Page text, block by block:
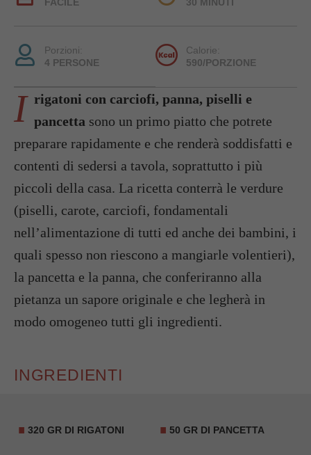
FACILE
30 MINUTI
Porzioni:
4 PERSONE
Calorie:
590/PORZIONE
I rigatoni con carciofi, panna, piselli e
pancetta sono un primo piatto che potrete
preparare rapidamente e che renderà soddisfatti e
contenti di sedersi a tavola, soprattutto i più
piccoli della casa. La ricetta conterrà le verdure
(piselli, carote, carciofi, fondamentali
nell’alimentazione di tutti ed anche dei bambini, i
quali spesso non riescono a mangiarle volentieri),
la pancetta e la panna, che conferiranno alla
pietanza un sapore originale e che legherà in
modo omogeneo tutti gli ingredienti.
INGREDIENTI
320 GR DI RIGATONI 50 GR DI PANCETTA